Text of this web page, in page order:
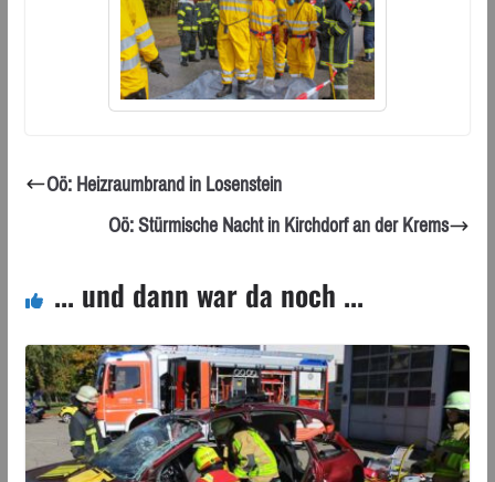
Oö: Heizraumbrand in Losenstein
Oö: Stürmische Nacht in Kirchdorf an der Krems
... und dann war da noch ...